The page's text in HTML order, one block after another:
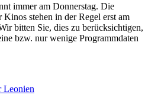
immer am Donnerstag. Die
stehen in der Regel erst am
bitten Sie, dies zu berücksichtigen,
bzw. nur wenige Programmdaten